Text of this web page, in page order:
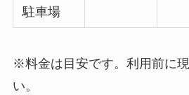
駐車場
※料金は目安です。利用前に
い。